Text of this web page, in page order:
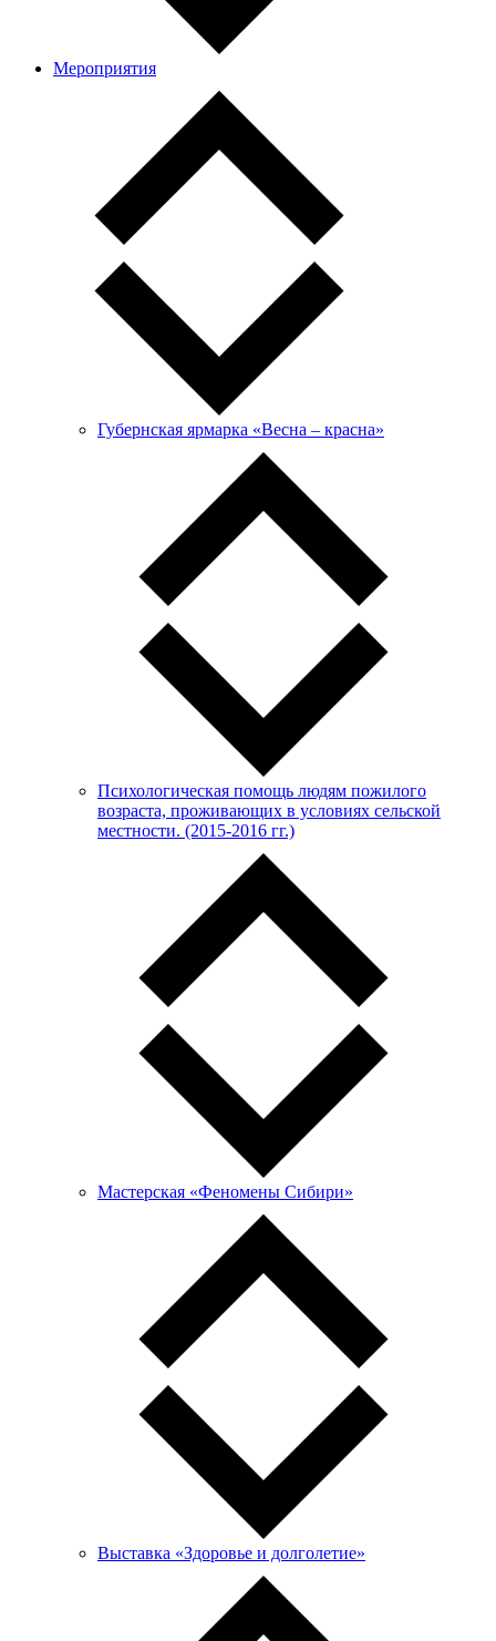
Мероприятия
Губернская ярмарка «Весна – красна»
Психологическая помощь людям пожилого
возраста, проживающих в условиях сельской
местности. (2015-2016 гг.)
Мастерская «Феномены Сибири»
Выставка «Здоровье и долголетие»